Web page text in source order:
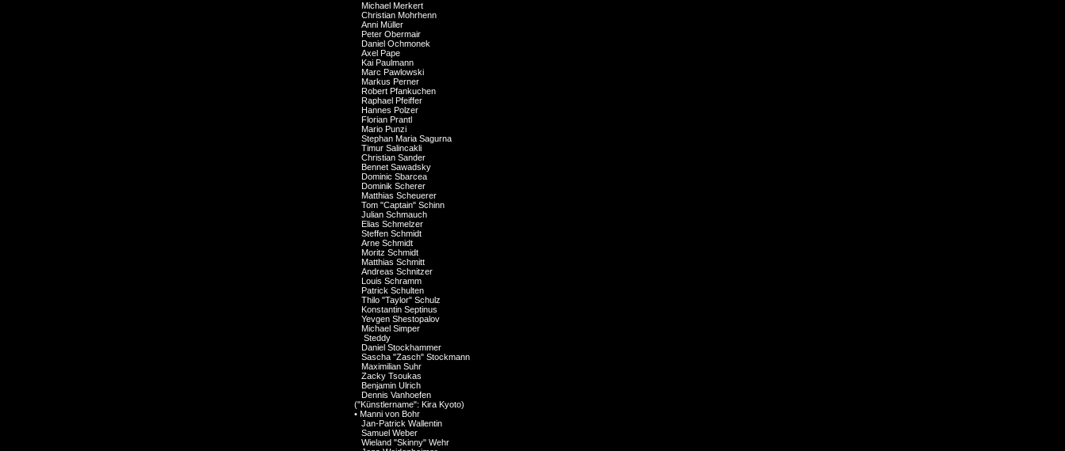
Michael Merkert
Christian Mohrhenn
Anni Müller
Peter Obermair
Daniel Ochmonek
Axel Pape
Kai Paulmann
Marc Pawlowski
Markus Perner
Robert Pfankuchen
Raphael Pfeiffer
Hannes Polzer
Florian Prantl
Mario Punzi
Stephan Maria Sagurna
Timur Salincakli
Christian Sander
Bennet Sawadsky
Dominic Sbarcea
Dominik Scherer
Matthias Scheuerer
Tom "Captain" Schinn
Julian Schmauch
Elias Schmelzer
Steffen Schmidt
Arne Schmidt
Moritz Schmidt
Matthias Schmitt
Andreas Schnitzer
Louis Schramm
Patrick Schulten
Thilo "Taylor" Schulz
Konstantin Septinus
Yevgen Shestopalov
Michael Simper
Steddy
Daniel Stockhammer
Sascha "Zasch" Stockmann
Maximilian Suhr
Zacky Tsoukas
Benjamin Ulrich
Dennis Vanhoefen
("Künstlername": Kira Kyoto)
• Manni von Bohr
Jan-Patrick Wallentin
Samuel Weber
Wieland "Skinny" Wehr